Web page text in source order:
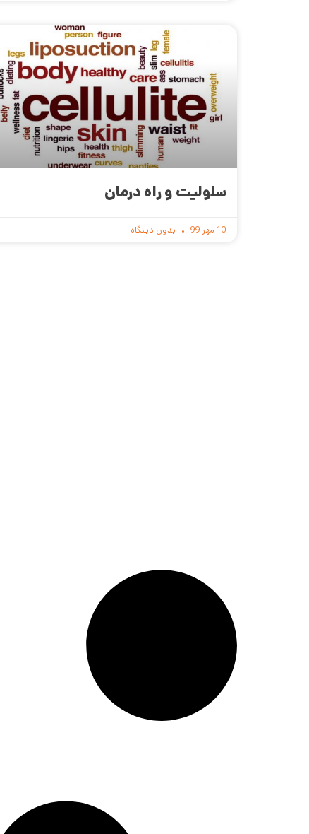
سلولیت و راه درمان
10 مهر 99 بدون دیدگاه